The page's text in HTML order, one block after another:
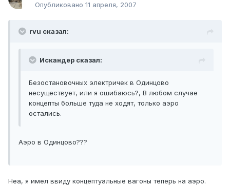
Опубликовано 11 апреля, 2007
rvu сказал:
Искандер сказал:
Безостановочных электричек в Одинцово
несуществует, или я ошибаюсь?, В любом случае
концепты больше туда не ходят, только аэро
остались.
Аэро в Одинцово???
Неа, я имел ввиду концептуальные вагоны теперь на аэро.